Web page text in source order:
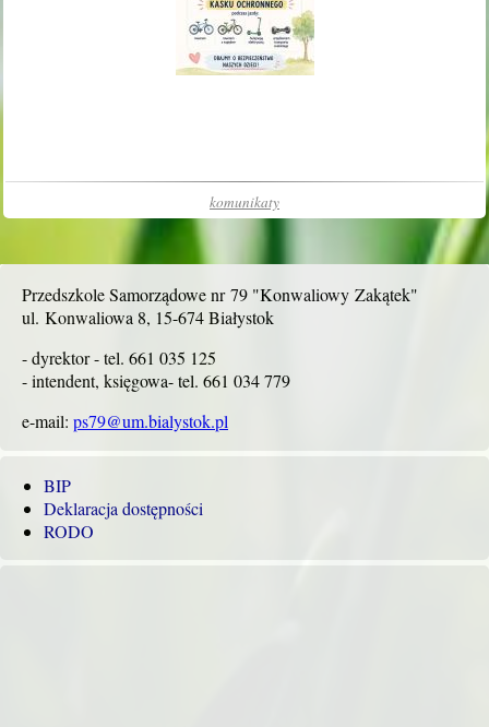
komunikaty
Przedszkole Samorządowe nr 79 "Konwaliowy Zakątek"
ul. Konwaliowa 8, 15-674 Białystok
- dyrektor - tel. 661 035 125
- intendent, księgowa- tel. 661 034 779
e-mail: ps79@um.bialystok.pl
BIP
Deklaracja dostępności
RODO